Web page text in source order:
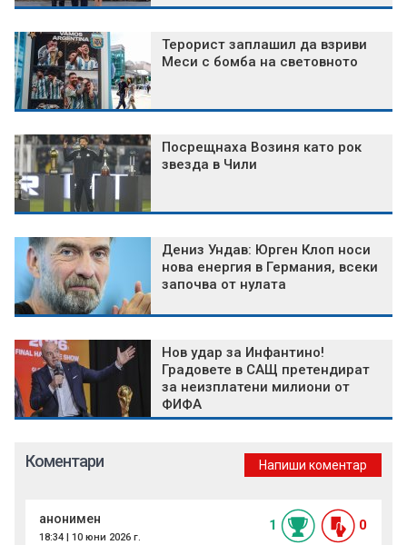
Терорист заплашил да взриви
Меси с бомба на световното
Посрещнаха Возиня като рок
звезда в Чили
Дениз Ундав: Юрген Клоп носи
нова енергия в Германия, всеки
започва от нулата
Нов удар за Инфантино!
Градовете в САЩ претендират
за неизплатени милиони от
ФИФА
Коментари Напиши коментар
анонимен
18:34 | 10 юни 2026 г.
1 0